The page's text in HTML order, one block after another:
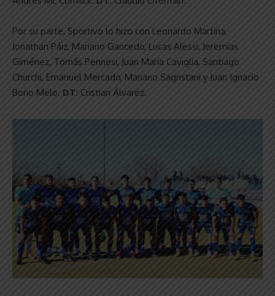
Por su parte, Sportivo lo hizo con Leonardo Martina,
Jonathan Páiz, Mariano Gancedo, Lucas Alessi, Jeremías
Giménez, Tomás Pennesi, Juan María Caviglia, Santiago
Churchi, Emanuel Mercado, Mariano Sagristani y Juan Ignacio
Bono Melo. DT: Cristian Álvarez.